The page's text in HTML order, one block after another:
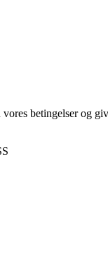
betingelser og